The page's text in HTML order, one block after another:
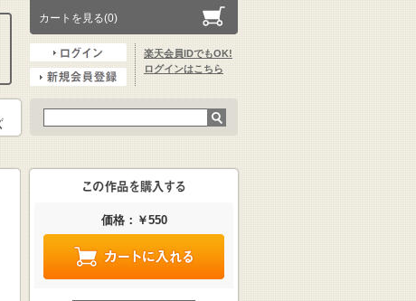
カートを見る(0)
楽天会員IDでもOK!
ログインはこちら
価格：￥550